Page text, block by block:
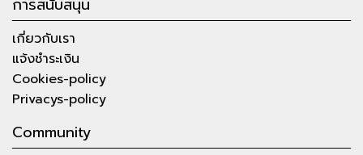
การสนับสนุน
เกี่ยวกับเรา
แจ้งชำระเงิน
Cookies-policy
Privacys-policy
Community